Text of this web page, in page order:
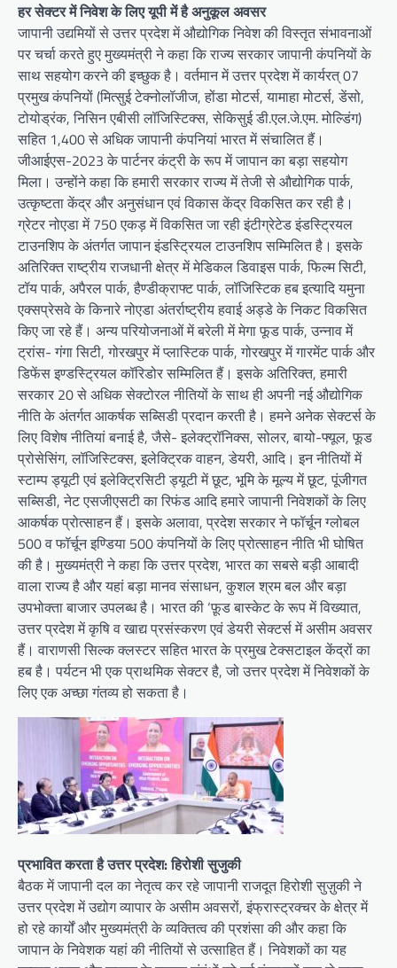
हर सेक्टर में निवेश के लिए यूपी में है अनुकूल अवसर
जापानी उद्यमियों से उत्तर प्रदेश में औद्योगिक निवेश की विस्तृत संभावनाओं
पर चर्चा करते हुए मुख्यमंत्री ने कहा कि राज्य सरकार जापानी कंपनियों के
साथ सहयोग करने की इच्छुक है। वर्तमान में उत्तर प्रदेश में कार्यरत् 07
प्रमुख कंपनियों (मित्सुई टेक्नोलॉजीज, होंडा मोटर्स, यामाहा मोटर्स, डेंसो,
टोयोड्रंक, निसिन एबीसी लॉजिस्टिक्स, सेकिसुई डी.एल.जे.एम. मोल्डिंग)
सहित 1,400 से अधिक जापानी कंपनियां भारत में संचालित हैं।
जीआईएस-2023 के पार्टनर कंट्री के रूप में जापान का बड़ा सहयोग
मिला। उन्होंने कहा कि हमारी सरकार राज्य में तेजी से औद्योगिक पार्क,
उत्कृष्टता केंद्र और अनुसंधान एवं विकास केंद्र विकसित कर रही है।
ग्रेटर नोएडा में 750 एकड़ में विकसित जा रही इंटीग्रेटेड इंडस्ट्रियल
टाउनशिप के अंतर्गत जापान इंडस्ट्रियल टाउनशिप सम्मिलित है। इसके
अतिरिक्त राष्ट्रीय राजधानी क्षेत्र में मेडिकल डिवाइस पार्क, फिल्म सिटी,
टॉय पार्क, अपैरल पार्क, हैण्डीक्राफ्ट पार्क, लॉजिस्टिक हब इत्यादि यमुना
एक्सप्रेसवे के किनारे नोएडा अंतर्राष्ट्रीय हवाई अड्डे के निकट विकसित
किए जा रहे हैं। अन्य परियोजनाओं में बरेली में मेगा फूड पार्क, उन्नाव में
ट्रांस- गंगा सिटी, गोरखपुर में प्लास्टिक पार्क, गोरखपुर में गारमेंट पार्क और
डिफेंस इण्डस्ट्रियल कॉरिडोर सम्मिलित हैं। इसके अतिरिक्त, हमारी
सरकार 20 से अधिक सेक्टोरल नीतियों के साथ ही अपनी नई औद्योगिक
नीति के अंतर्गत आकर्षक सब्सिडी प्रदान करती है। हमने अनेक सेक्टर्स के
लिए विशेष नीतियां बनाई है, जैसे- इलेक्ट्रॉनिक्स, सोलर, बायो-फ्यूल, फूड
प्रोसेसिंग, लॉजिस्टिक्स, इलेक्ट्रिक वाहन, डेयरी, आदि। इन नीतियों में
स्टाम्प ड्यूटी एवं इलेक्ट्रिसिटी ड्यूटी में छूट, भूमि के मूल्य में छूट, पूंजीगत
सब्सिडी, नेट एसजीएसटी का रिफंड आदि हमारे जापानी निवेशकों के लिए
आकर्षक प्रोत्साहन हैं। इसके अलावा, प्रदेश सरकार ने फॉर्चून ग्लोबल
500 व फॉर्चून इण्डिया 500 कंपनियों के लिए प्रोत्साहन नीति भी घोषित
की है। मुख्यमंत्री ने कहा कि उत्तर प्रदेश, भारत का सबसे बड़ी आबादी
वाला राज्य है और यहां बड़ा मानव संसाधन, कुशल श्रम बल और बड़ा
उपभोक्ता बाजार उपलब्ध है। भारत की ‘फ़ूड बास्केट के रूप में विख्यात,
उत्तर प्रदेश में कृषि व खाद्य प्रसंस्करण एवं डेयरी सेक्टर्स में असीम अवसर
हैं। वाराणसी सिल्क क्लस्टर सहित भारत के प्रमुख टेक्सटाइल केंद्रों का
हब है। पर्यटन भी एक प्राथमिक सेक्टर है, जो उत्तर प्रदेश में निवेशकों के
लिए एक अच्छा गंतव्य हो सकता है।
प्रभावित करता है उत्तर प्रदेश: हिरोशी सुजुकी
बैठक में जापानी दल का नेतृत्व कर रहे जापानी राजदूत हिरोशी सुज़ुकी ने
उत्तर प्रदेश में उद्योग व्यापार के असीम अवसरों, इंफ्रास्ट्रक्चर के क्षेत्र में
हो रहे कार्यों और मुख्यमंत्री के व्यक्तित्व की प्रशंसा की और कहा कि
जापान के निवेशक यहां की नीतियों से उत्साहित हैं। निवेशकों का यह